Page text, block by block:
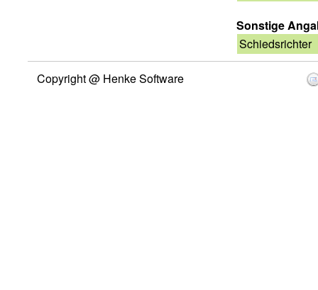
Sonstige
Schiedsrichter
Copyright @ Henke Software